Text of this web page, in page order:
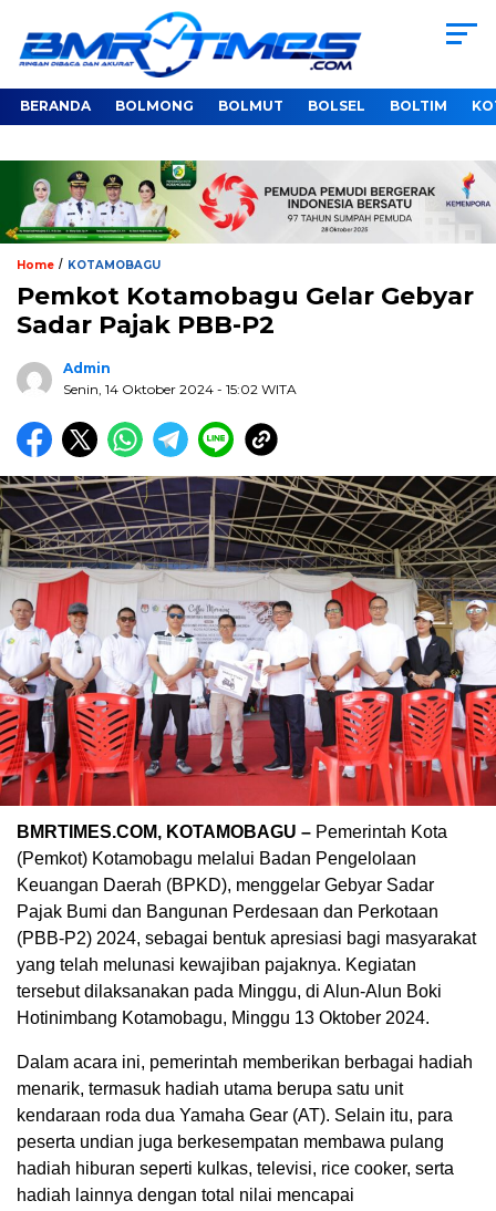
BERANDA BOLMONG BOLMUT BOLSEL BOLTIM
Home / KOTAMOBAGU
Pemkot Kotamobagu Gelar Gebyar
Sadar Pajak PBB-P2
Admin
Senin, 14 Oktober 2024 - 15:02 WITA
BMRTIMES.COM, KOTAMOBAGU – Pemerintah Kota
(Pemkot) Kotamobagu melalui Badan Pengelolaan
Keuangan Daerah (BPKD), menggelar Gebyar Sadar
Pajak Bumi dan Bangunan Perdesaan dan Perkotaan
(PBB-P2) 2024, sebagai bentuk apresiasi bagi masyarakat
yang telah melunasi kewajiban pajaknya. Kegiatan
tersebut dilaksanakan pada Minggu, di Alun-Alun Boki
Hotinimbang Kotamobagu, Minggu 13 Oktober 2024.
Dalam acara ini, pemerintah memberikan berbagai hadiah
menarik, termasuk hadiah utama berupa satu unit
kendaraan roda dua Yamaha Gear (AT). Selain itu, para
peserta undian juga berkesempatan membawa pulang
hadiah hiburan seperti kulkas, televisi, rice cooker, serta
hadiah lainnya dengan total nilai mencapai